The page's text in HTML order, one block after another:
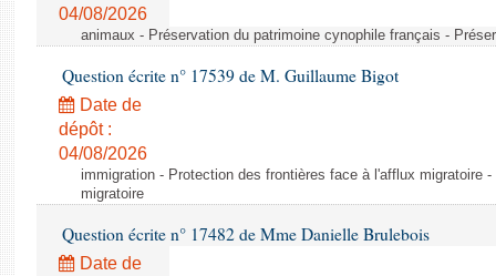
04/08/2026
animaux - Préservation du patrimoine cynophile français -
Question écrite n° 17539 de M. Guillaume Bigot
Date de
dépôt :
04/08/2026
immigration - Protection des frontières face à l'afflux migratoire
migratoire
Question écrite n° 17482 de Mme Danielle Brulebois
Date de